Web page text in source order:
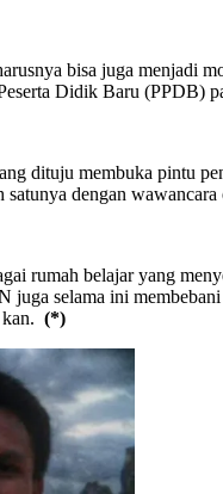
bisa juga menjadi
Didik Baru (PPDB)
dituju membuka pintu
dengan
rumah belajar yang
selama ini
(*)